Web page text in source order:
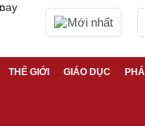
Mới nhất
THẾ GIỚI GIÁO DỤC